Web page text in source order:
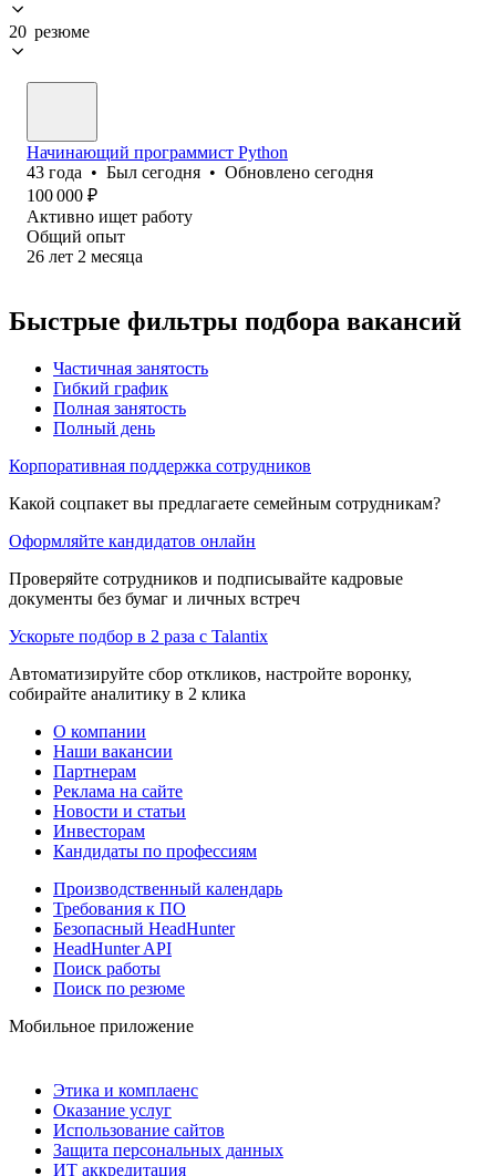
20 резюме
Начинающий программист Python
43 года • Был сегодня • Обновлено сегодня
100 000 ₽
Активно ищет работу
Общий опыт
26 лет 2 месяца
Быстрые фильтры подбора вакансий
Частичная занятость
Гибкий график
Полная занятость
Полный день
Корпоративная поддержка сотрудников
Какой соцпакет вы предлагаете семейным сотрудникам?
Оформляйте кандидатов онлайн
Проверяйте сотрудников и подписывайте кадровые
документы без бумаг и личных встреч
Ускорьте подбор в 2 раза с Talantix
Автоматизируйте сбор откликов, настройте воронку,
собирайте аналитику в 2 клика
О компании
Наши вакансии
Партнерам
Реклама на сайте
Новости и статьи
Инвесторам
Кандидаты по профессиям
Производственный календарь
Требования к ПО
Безопасный HeadHunter
HeadHunter API
Поиск работы
Поиск по резюме
Мобильное приложение
Этика и комплаенс
Оказание услуг
Использование сайтов
Защита персональных данных
ИТ аккредитация